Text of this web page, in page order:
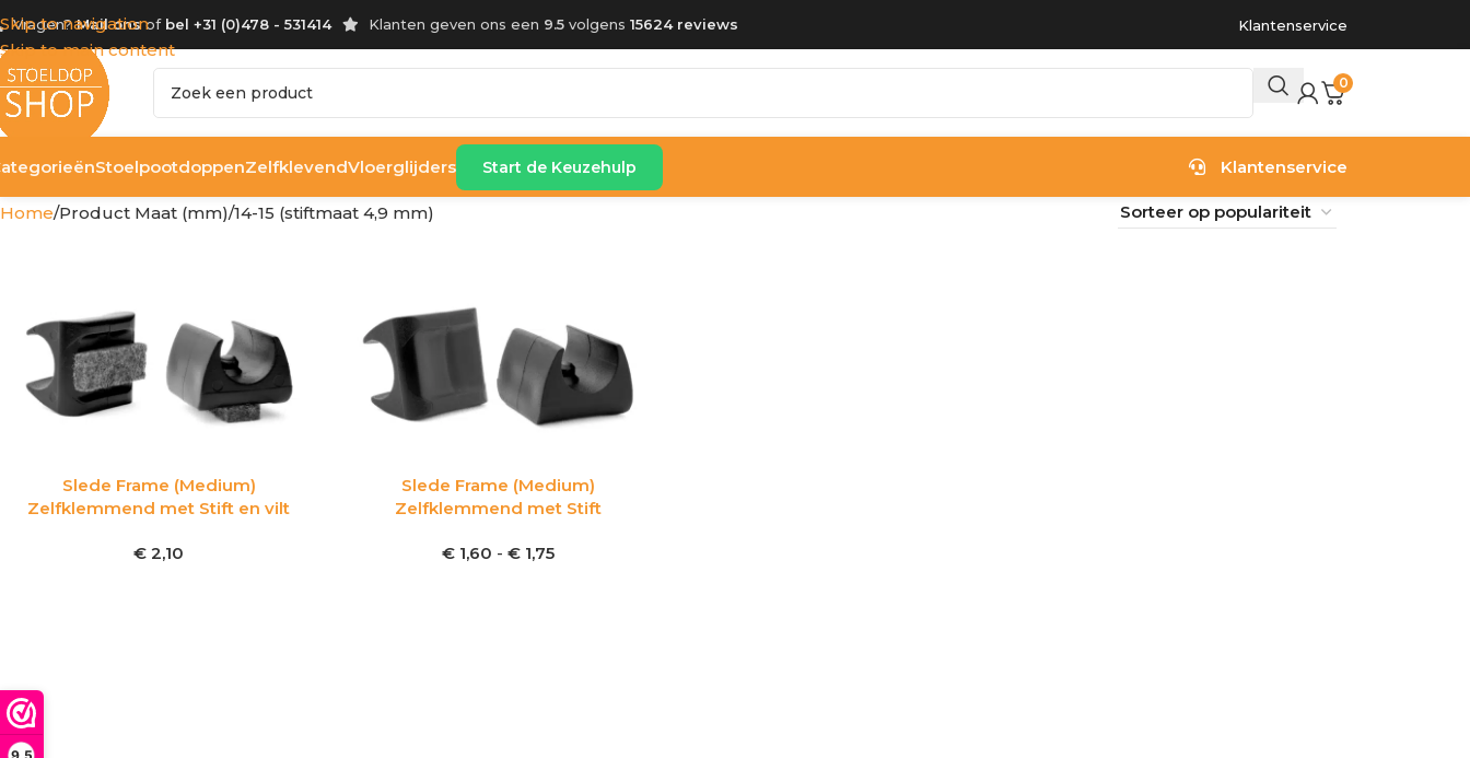
Skip to navigation
Skip to main content
Vragen?Mail onsof bel +31 (0)478 - 531414 Klanten geven ons een 9.5 volgens 15624 reviews Klantenservice
0
StoelpootdoppenZelfklevendVloerglijders Start de Keuzehulp Klantenservice
Home Product Maat (mm) 14-15 (stiftmaat 4,9 mm)
Slede Frame (Medium)
Zelfklemmend met Stift en vilt
€ 2,10
Slede Frame (Medium)
Zelfklemmend met Stift
€ 1,60 - € 1,75